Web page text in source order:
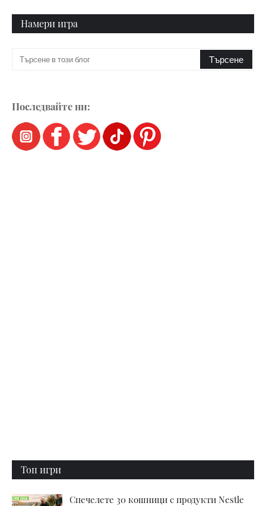
Намери игра
Последвайте ни:
Топ игри
Спечелете 30 кошници с продукти Nestle